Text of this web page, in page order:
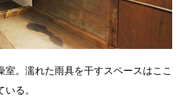
室。濡れた雨具を干すスペースはここ
る。